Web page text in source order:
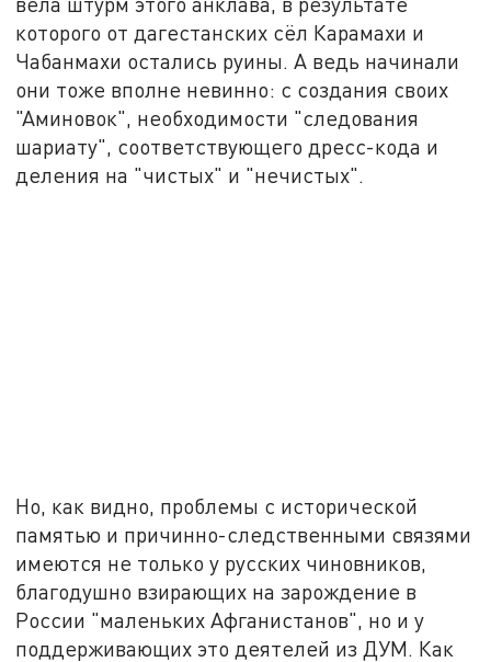
которого от дагестанских сёл Карамахи и
Чабанмахи остались руины. А ведь начинали
они тоже вполне невинно: с создания своих
"Аминовок", необходимости "следования
шариату", соответствующего дресс-кода и
деления на "чистых" и "нечистых".
Но, как видно, проблемы с исторической
памятью и причинно-следственными связями
имеются не только у русских чиновников,
благодушно взирающих на зарождение в
России "маленьких Афганистанов", но и у
поддерживающих это деятелей из ДУМ. Как